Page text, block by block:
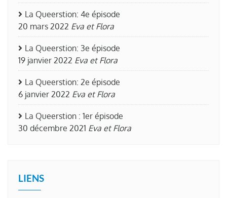
La Queerstion: 4e épisode
20 mars 2022 Eva et Flora
La Queerstion: 3e épisode
19 janvier 2022 Eva et Flora
La Queerstion: 2e épisode
6 janvier 2022 Eva et Flora
La Queerstion : 1er épisode
30 décembre 2021 Eva et Flora
LIENS